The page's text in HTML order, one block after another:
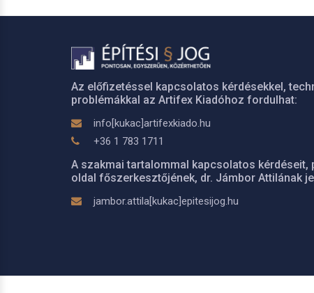
Az előfizetéssel kapcsolatos kérdésekkel,
problémákkal az Artifex Kiadóhoz fordulhat:
info[kukac]artifexkiado.hu
+36 1 783 1711
A szakmai tartalommal kapcsolatos kérdéseit,
oldal főszerkesztőjének, dr. Jámbor Attilának
jambor.attila[kukac]epitesijog.hu